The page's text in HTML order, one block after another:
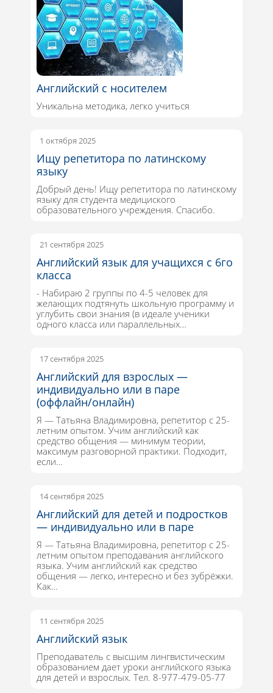
Английский с носителем
Уникальна методика, легко учиться
1 октября 2025
Ищу репетитора по латинскому
языку
Добрый день! Ищу репетитора по латинскому
языку для студента медициского
образовательного учреждения. Спасибо.
21 сентября 2025
Английский язык для учащихся с 6го
класса
- Набираю 2 группы по 4-5 человек для
желающих подтянуть школьную программу и
углубить свои знания (в идеале ученики
одного класса или параллельных…
17 сентября 2025
Английский для взрослых —
индивидуально или в паре
(оффлайн/онлайн)
Я — Татьяна Владимировна, репетитор с 25-
летним опытом. Учим английский как
средство общения — минимум теории,
максимум разговорной практики. Подходит,
если…
14 сентября 2025
Английский для детей и подростков
— индивидуально или в паре
Я — Татьяна Владимировна, репетитор с 25-
летним опытом преподавания английского
языка. Учим английский как средство
общения — легко, интересно и без зубрёжки.
Как…
11 сентября 2025
Английский язык
Преподаватель с высшим лингвистическим
образованием дает уроки английского языка
для детей и взрослых. Тел. 8-977-479-05-77